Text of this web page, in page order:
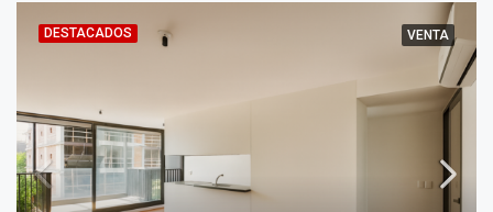
DESTACADOS VENTA